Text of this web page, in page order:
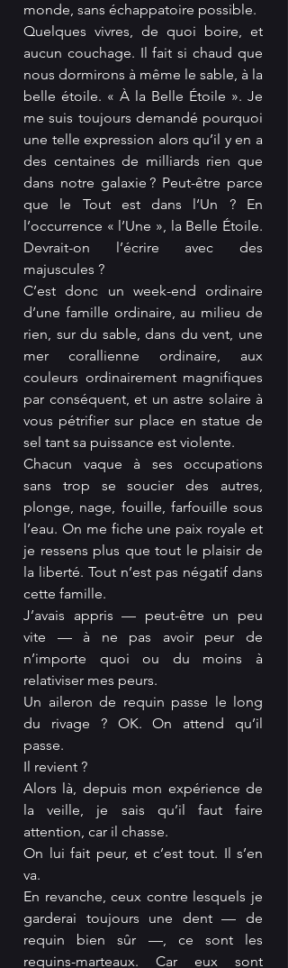
monde, sans échappatoire possible.
Quelques vivres, de quoi boire, et
aucun couchage. Il fait si chaud que
nous dormirons à même le sable, à la
belle étoile. « À la Belle Étoile ». Je
me suis toujours demandé pourquoi
une telle expression alors qu’il y en a
des centaines de milliards rien que
dans notre galaxie ? Peut-être parce
que le Tout est dans l‘Un ? En
l’occurrence « l’Une », la Belle Étoile.
Devrait-on l’écrire avec des
majuscules ?
C’est donc un week-end ordinaire
d’une famille ordinaire, au milieu de
rien, sur du sable, dans du vent, une
mer corallienne ordinaire, aux
couleurs ordinairement magnifiques
par conséquent, et un astre solaire à
vous pétrifier sur place en statue de
sel tant sa puissance est violente.
Chacun vaque à ses occupations
sans trop se soucier des autres,
plonge, nage, fouille, farfouille sous
l’eau. On me fiche une paix royale et
je ressens plus que tout le plaisir de
la liberté. Tout n’est pas négatif dans
cette famille.
J’avais appris — peut-être un peu
vite — à ne pas avoir peur de
n’importe quoi ou du moins à
relativiser mes peurs.
Un aileron de requin passe le long
du rivage ? OK. On attend qu’il
passe.
Il revient ?
Alors là, depuis mon expérience de
la veille, je sais qu’il faut faire
attention, car il chasse.
On lui fait peur, et c’est tout. Il s’en
va.
En revanche, ceux contre lesquels je
garderai toujours une dent — de
requin bien sûr —, ce sont les
requins-marteaux. Car eux sont